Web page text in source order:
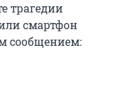
трагедии
смартфон
сообщением: